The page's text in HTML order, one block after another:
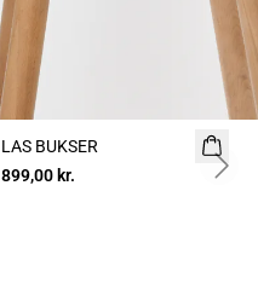
LAS BUKSER
899,00 kr.
Next